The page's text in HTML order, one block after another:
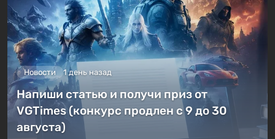
Новости 1 день назад
Напиши статью и получи приз от
VGTimes (конкурс продлен с 9 до 30
августа)